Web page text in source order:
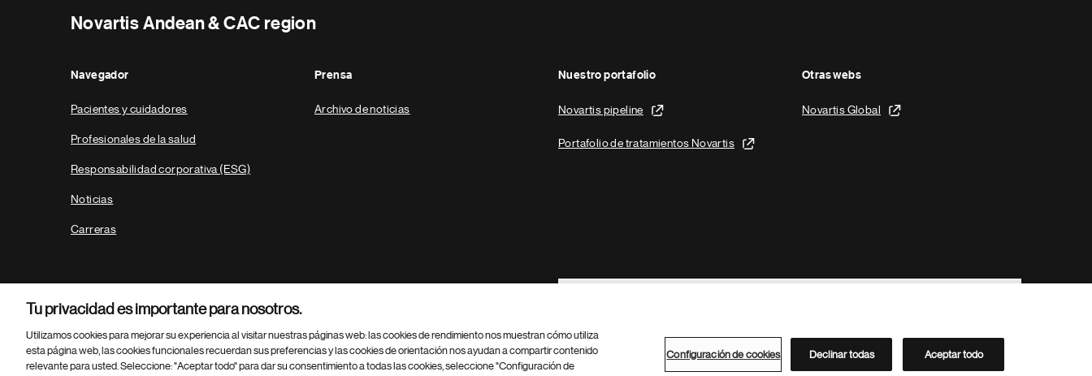
Novartis Andean & CAC region
Navegador
Pacientes y cuidadores
Profesionales de la salud
Responsabilidad corporativa (ESG)
Noticias
Carreras
Prensa
Archivo de noticias
Nuestro portafolio
Novartis pipeline
Portafolio de tratamientos Novartis
Otras webs
Novartis Global
Footer Site Search
Parte
© 2026 Novartis AG Directorio de Novartis
Tu privacidad es importante para nosotros.
Utilizamos cookies para mejorar su experiencia al visitar nuestras páginas web: las cookies de rendimiento nos muestran cómo utiliza
esta página web, las cookies funcionales recuerdan sus preferencias y las cookies de orientación nos ayudan a compartir contenido
relevante para usted. Seleccione: "Aceptar todo" para dar su consentimiento a todas las cookies, seleccione "Configuración de
Configuración de cookies Declinar todas Aceptar todo